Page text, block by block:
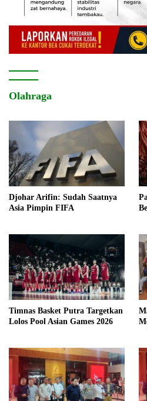
Olahraga
Djohar Arifin: Sudah Saatnya
Asia Pimpin FIFA
Timnas Basket Putra Targetkan
Lolos Pool Asian Games 2026